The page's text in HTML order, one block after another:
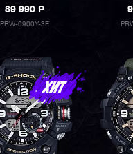
89 990P
PRW-6900Y-3E